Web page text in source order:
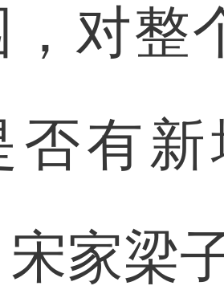
，对整
否有
家梁